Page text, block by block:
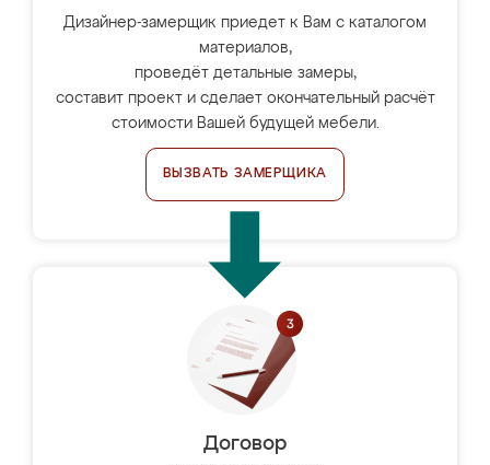
Дизайнер-замерщик приедет к Вам с каталогом
материалов,
проведёт детальные замеры,
составит проект и сделает окончательный расчёт
стоимости Вашей будущей мебели.
ВЫЗВАТЬ ЗАМЕРЩИКА
Договор